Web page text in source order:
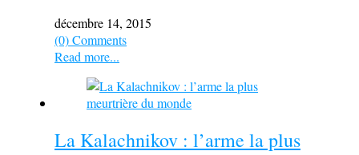
décembre 14, 2015
(0) Comments
Read more...
La Kalachnikov : l’arme la plus